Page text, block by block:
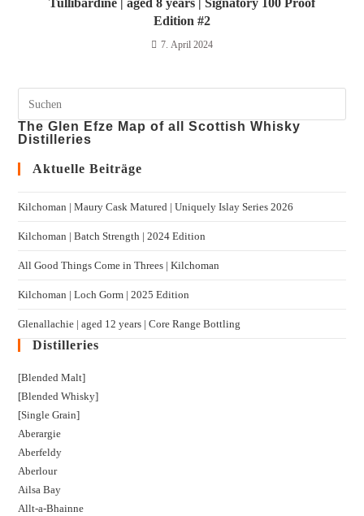
Tullibardine | aged 8 years | Signatory 100 Proof
Edition #2
7. April 2024
The Glen Efze Map of all Scottish Whisky
Distilleries
Aktuelle Beiträge
Kilchoman | Maury Cask Matured | Uniquely Islay Series 2026
Kilchoman | Batch Strength | 2024 Edition
All Good Things Come in Threes | Kilchoman
Kilchoman | Loch Gorm​ | 2025 Edition
Glenallachie | aged 12 years | Core Range Bottling
Distilleries
[Blended Malt]
[Blended Whisky]
[Single Grain]
Aberargie
Aberfeldy
Aberlour
Ailsa Bay
Allt-a-Bhainne